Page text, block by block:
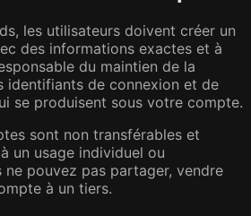
les utilisateurs doivent créer un
des informations exactes et à
du maintien de la
identifiants de connexion et de
se produisent sous votre compte.
sont non transférables et
un usage individuel ou
ne pouvez pas partager, vendre
à un tiers.